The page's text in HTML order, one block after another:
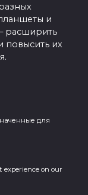
и
расширить
повысить их
для
experience on our